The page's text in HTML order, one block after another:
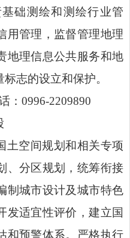
础测绘和测绘行业管
用管理，监督管理地理
地理信息公共服务和地
志的设立和保护。
：0996-2209890
土空间规划和相关专项
、分区规划，统筹衔接
制城市设计及城市特色
发适宜性评价，建立国
和预警体系。严格执行